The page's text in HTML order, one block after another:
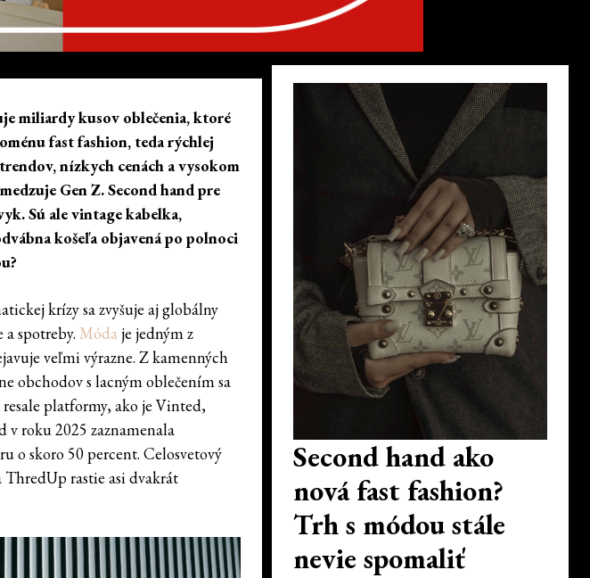
miliardy kusov oblečenia, ktoré
fast fashion, teda rýchlej
nízkych cenách a vysokom
Gen Z. Second hand pre
Sú ale vintage kabelka,
košeľa objavená po polnoci
krízy sa zvyšuje aj globálny
a spotreby.Módaje jedným z
veľmi výrazne. Z kamenných
obchodov s lacným oblečením sa
platformy, ako je Vinted,
roku 2025 zaznamenala
o skoro 50 percent. Celosvetový
rastie asi dvakrát
Second hand ako
nová fast fashion?
Trh s módou stále
nevie spomaliť